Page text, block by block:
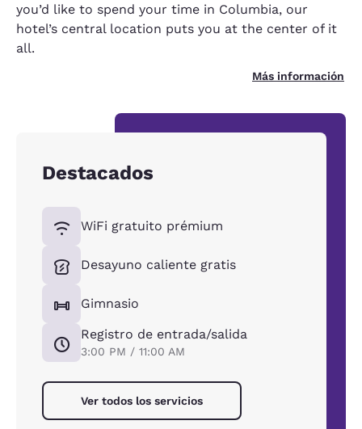
you’d like to spend your time in Columbia, our
hotel’s central location puts you at the center of it
all.
Más información
Destacados
WiFi gratuito prémium
Desayuno caliente gratis
Gimnasio
Registro de entrada/salida
3:00 PM / 11:00 AM
Ver todos los servicios